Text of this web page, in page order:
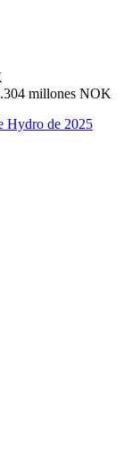
millones NOK
Hydro de 2025